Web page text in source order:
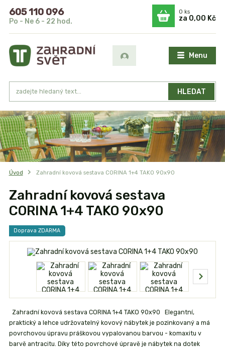
Menu
HLEDAT
605 110 096
Po - Ne 6 - 22 hod.
0ks
za 0,00 Kč
Úvod Zahradní kovová sestava CORINA 1+4 TAKO 90x90
Zahradní kovová sestava
CORINA 1+4 TAKO 90x90
Doprava ZDARMA
Zahradní kovová sestava CORINA 1+4 TAKO 90x90 Elegantní,
praktický a lehce udržovatelný kovový nábytek je pozinkovaný a má
povrchovou úpravu práškovou vypalovanou barvou - komaxitu v
barvě antracitu. Díky této povrchové úpravě je nábytek na dotek